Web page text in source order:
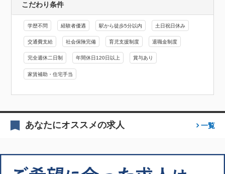
こだわり条件
学歴不問 経験者優遇 駅から徒歩5分以内 土日祝日休み
交通費支給 社会保険完備 育児支援制度 退職金制度
完全週休二日制 年間休日120日以上 賞与あり
家賃補助・住宅手当
あなたにオススメの求人 一覧